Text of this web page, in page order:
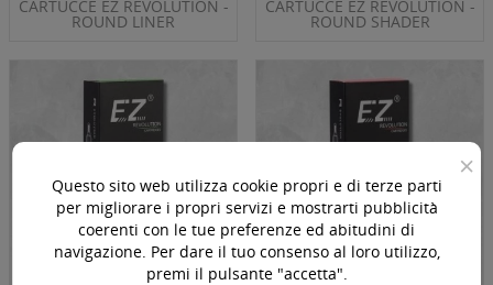
CARTUCCE EZ REVOLUTION -
ROUND LINER
CARTUCCE EZ REVOLUTION -
ROUND SHADER
×
Questo sito web utilizza cookie propri e di terze parti
per migliorare i propri servizi e mostrarti pubblicità
coerenti con le tue preferenze ed abitudini di
navigazione. Per dare il tuo consenso al loro utilizzo,
premi il pulsante "accetta".